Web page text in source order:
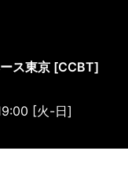
ス東京 [CCBT]
[火-日]